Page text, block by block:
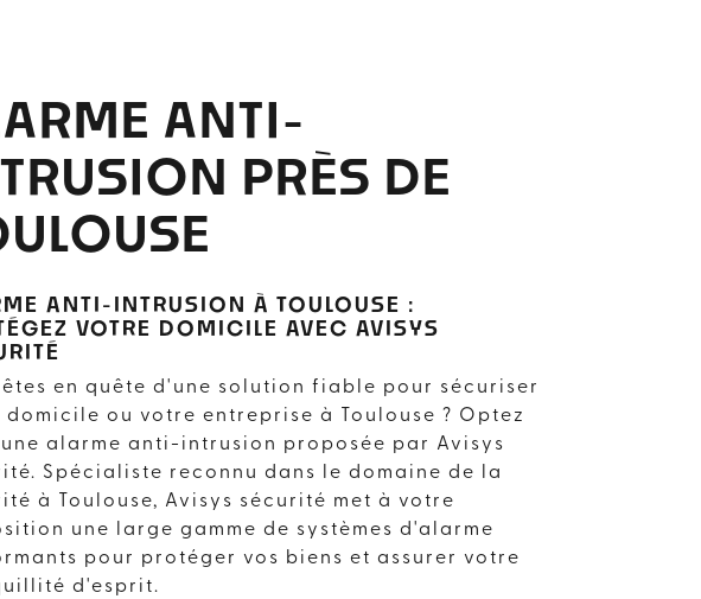
ANTI-
PRÈS DE
ANTI-INTRUSION À TOULOUSE :
VOTRE DOMICILE AVEC AVISYS
êtes en quête d'une solution fiable pour sécuriser
domicile ou votre entreprise à Toulouse ? Optez
alarme anti-intrusion proposée par Avisys
Spécialiste reconnu dans le domaine de la
à Toulouse, Avisys sécurité met à votre
une large gamme de systèmes d'alarme
pour protéger vos biens et assurer votre
d'esprit.